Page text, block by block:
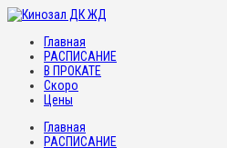
Главная
РАСПИСАНИЕ
В ПРОКАТЕ
Скоро
Цены
Главная
РАСПИСАНИЕ